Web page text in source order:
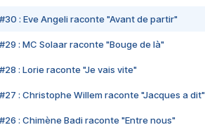
#30 : Eve Angeli raconte "Avant de partir"
#29 : MC Solaar raconte "Bouge de là"
#28 : Lorie raconte "Je vais vite"
#27 : Christophe Willem raconte "Jacques a dit"
#26 : Chimène Badi raconte "Entre nous"